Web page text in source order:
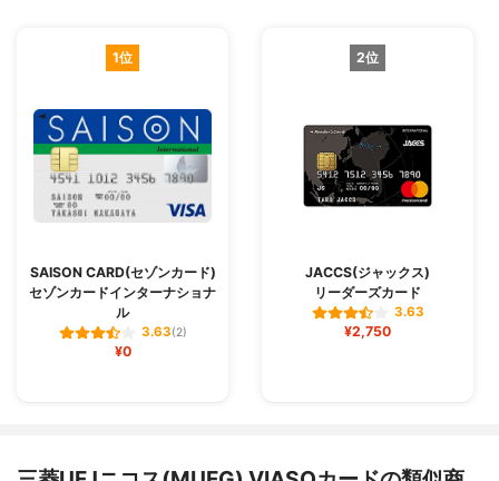
1位
SAISON CARD(セゾンカード)
セゾンカードインターナショナ
ル
3.63(2)
¥0
2位
JACCS(ジャックス)
リーダーズカード
3.63
¥2,750